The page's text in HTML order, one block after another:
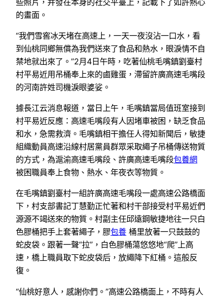
的畫面。
“我們雪窖冰天堵在高速上，一天一夜沒沾一口水，看
到仙桃同鄉無償為我們送來了食品和熱水，眼淚情不自
禁地就出來了。”2月4日午時，吃著仙桃毛嘴鎮劉臺村
村平易近用吊桶奉上來的鹵雞蛋，滯留許廣高速毛嘴段
的河南許姓司機淚眼婆娑。
據長江云消息報道，當日上午，毛嘴鎮當局值班室接到
村平易近反應：高速毛嘴段有人因堵車被困，缺乏食品
和水，急需救濟。毛嘴鎮相干擔任人得知新聞后，敏捷
組織動員高速沿線村居黨員群眾采取繩子吊桶傳送物質
的方式，為滬渝高速毛嘴段、許廣高速毛嘴段包養網
被困職員奉上食物、熱水、年夜衣等物質。
在毛嘴鎮劉臺村一組許廣高速毛嘴段一處高速公路橋面
下，村支部書記丁慧勤正忙著和村干部接受村平易近們
源源不竭送來的物質。村副主任邱遠鋼敏捷地往一只白
色膠桶把手上套著繩子，膠包養 桶里放著一只鼓鼓的
蛇皮袋。跟著一聲“拉”，白色膠桶蕩悠悠地“爬”上高
速，橋上職員取下蛇皮袋后，放繩降下紅桶。這般反
復。
“仙桃好意人，感謝你們。”高速公路橋面上，不時有人